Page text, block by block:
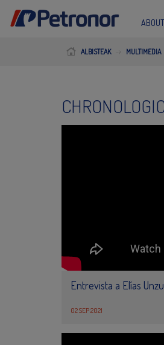
ALBISTEAK MULTIMEDIA
Entrevista a Elías
02 SEP 2021